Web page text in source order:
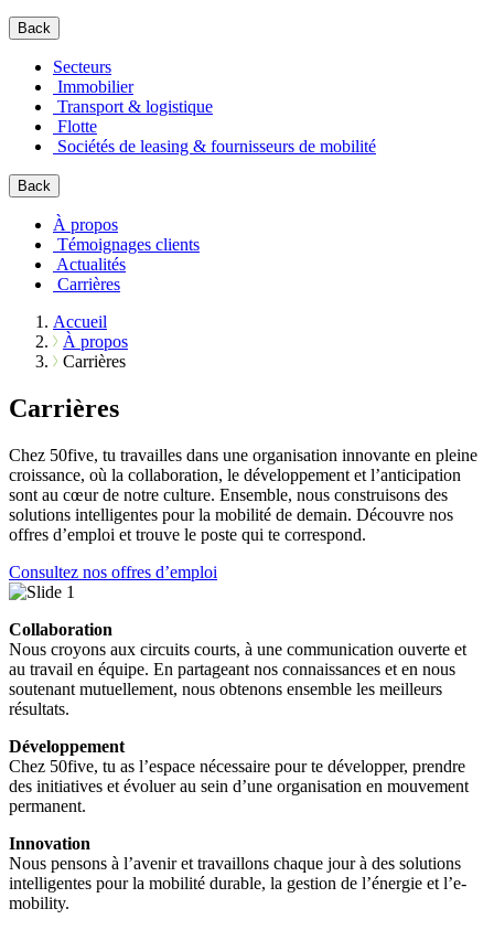
Back
Secteurs
Immobilier
Transport & logistique
Flotte
Sociétés de leasing & fournisseurs de mobilité
Back
À propos
Témoignages clients
Actualités
Carrières
Accueil
À propos
Carrières
Carrières
Chez 50five, tu travailles dans une organisation innovante en pleine
croissance, où la collaboration, le développement et l’anticipation
sont au cœur de notre culture. Ensemble, nous construisons des
solutions intelligentes pour la mobilité de demain. Découvre nos
offres d’emploi et trouve le poste qui te correspond.
Consultez nos offres d’emploi
Collaboration
Nous croyons aux circuits courts, à une communication ouverte et
au travail en équipe. En partageant nos connaissances et en nous
soutenant mutuellement, nous obtenons ensemble les meilleurs
résultats.
Développement
Chez 50five, tu as l’espace nécessaire pour te développer, prendre
des initiatives et évoluer au sein d’une organisation en mouvement
permanent.
Innovation
Nous pensons à l’avenir et travaillons chaque jour à des solutions
intelligentes pour la mobilité durable, la gestion de l’énergie et l’e-
mobility.